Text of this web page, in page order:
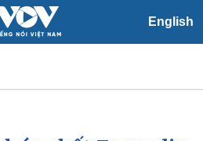
English